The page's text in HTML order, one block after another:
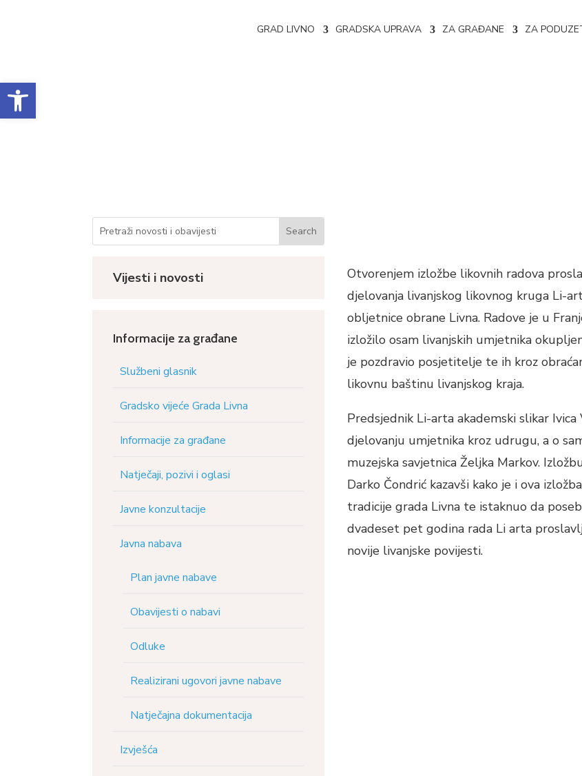
Open toolbar
GRAD LIVNO GRADSKA UPRAVA ZA GRAĐANE ZA
Vijesti i novosti
Informacije za građane
Službeni glasnik
Gradsko vijeće Grada Livna
Informacije za građane
Natječaji, pozivi i oglasi
Javne konzultacije
Javna nabava
Plan javne nabave
Obavijesti o nabavi
Odluke
Realizirani ugovori javne nabave
Natječajna dokumentacija
Izvješća
Otvorenjem izložbe likovnih radova
djelovanja livanjskog likovnog kruga Li-
obljetnice obrane Livna. Radove je u
izložilo osam livanjskih umjetnika
je pozdravio posjetitelje te ih kroz
likovnu baštinu livanjskog kraja.
Predsjednik Li-arta akademski slikar
djelovanju umjetnika kroz udrugu, a o
muzejska savjetnica Željka Markov.
Darko Čondrić kazavši kako je i ova
tradicije grada Livna te istaknuo da
dvadeset pet godina rada Li arta
novije livanjske povijesti.